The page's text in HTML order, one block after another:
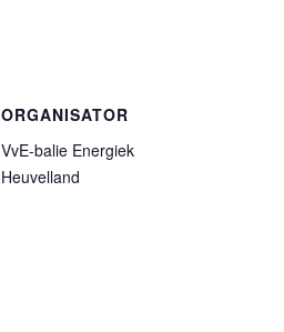
ORGANISATOR
VvE-balie Energiek
Heuvelland